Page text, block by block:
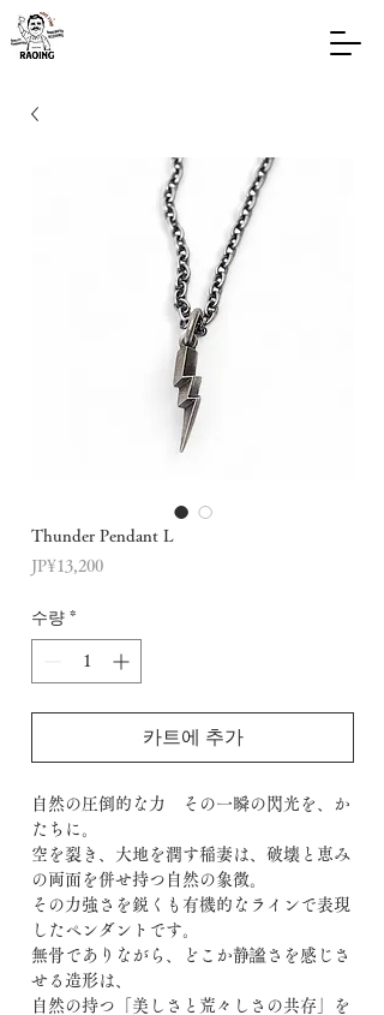
Thunder Pendant L
JP¥13,200가
수량 *
카트에 추가
自然の圧倒的な力 その一瞬の閃光を、か
たちに。
空を裂き、大地を潤す稲妻は、破壊と恵み
の両面を併せ持つ自然の象徴。
その力強さを鋭くも有機的なラインで表現
したペンダントです。
無骨でありながら、どこか静謐さを感じさ
せる造形は、
自然の持つ「美しさと荒々しさの共存」を